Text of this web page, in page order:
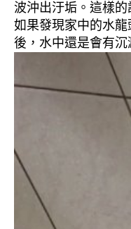
波沖出汙垢。這樣
如果發現家中的水
後，水中還是會有